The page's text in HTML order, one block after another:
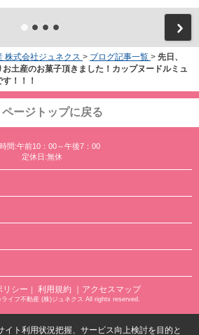
株式会社ジュネクス > ブログ記事一覧 > 先日、
土産のお菓子頂きました！カップヌードルミュ
！！！
ページトップに戻る
間:午前10：00～午後7：00
定休日:無休
リシー ｜ 利用規約 ｜アクセスマップ
イフ不動産 (株)ジュネクス All rights reserved.
イト利用状況把握、サービス向上検討を目的と